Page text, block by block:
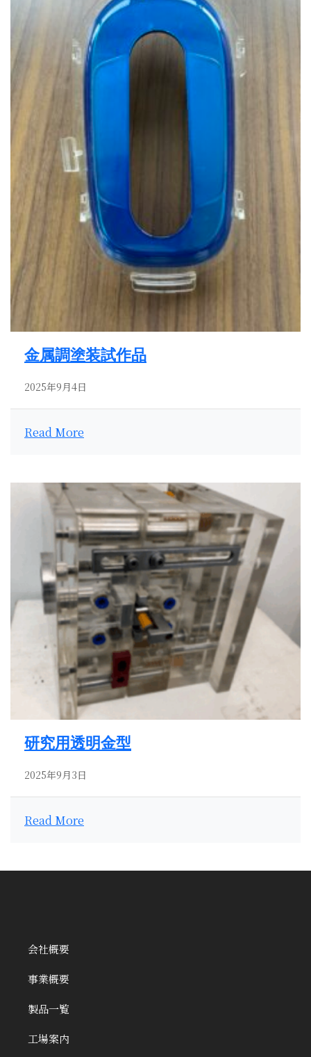
金属調塗装試作品
2025年9月4日
Read More
研究用透明金型
2025年9月3日
Read More
会社概要
事業概要
製品一覧
工場案内